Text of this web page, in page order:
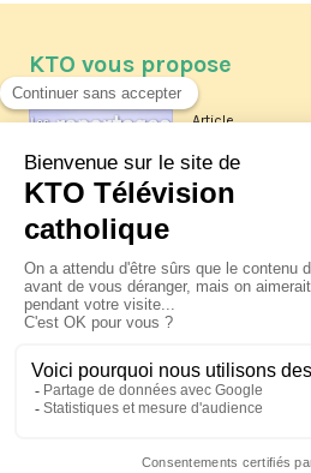
KTO vous propose
Article
Les
La visite
XIV à Assise
jeudi 6 août
Le pape en
Pérou du 6 au